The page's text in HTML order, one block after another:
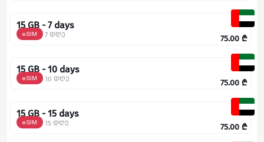
15 GB - 7 days
eSIM 7 დღე 75.00 ₾
15 GB - 10 days
eSIM 10 დღე 75.00 ₾
15 GB - 15 days
eSIM 15 დღე 75.00 ₾